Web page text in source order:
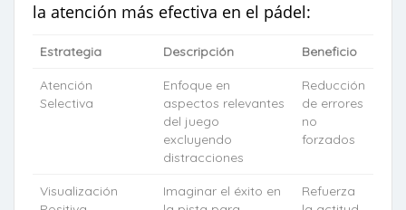
la atención más efectiva en el pádel:
Estrategia Descripción Beneficio
Atención
Selectiva
Enfoque en
aspectos relevantes
del juego
excluyendo
distracciones
Reducción
de errores
no
forzados
Visualización
Imaginar el éxito en
Refuerza